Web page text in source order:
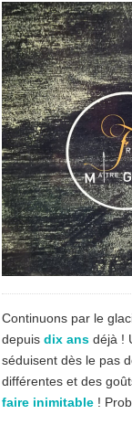
Continuons par le
depuis dix ansdéjà !
séduisent dès le pas
différentes et des
faire inimitable!